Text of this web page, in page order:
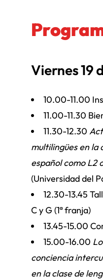
Viernes 19
10.00-11.00
11.00-11.30
11.30-12.30
multilingües en la
español como L2
(Universidad del
12.30-13.45
C y G (1ª franja)
13.45-15.00
15.00-16.00
conciencia
en la clase de